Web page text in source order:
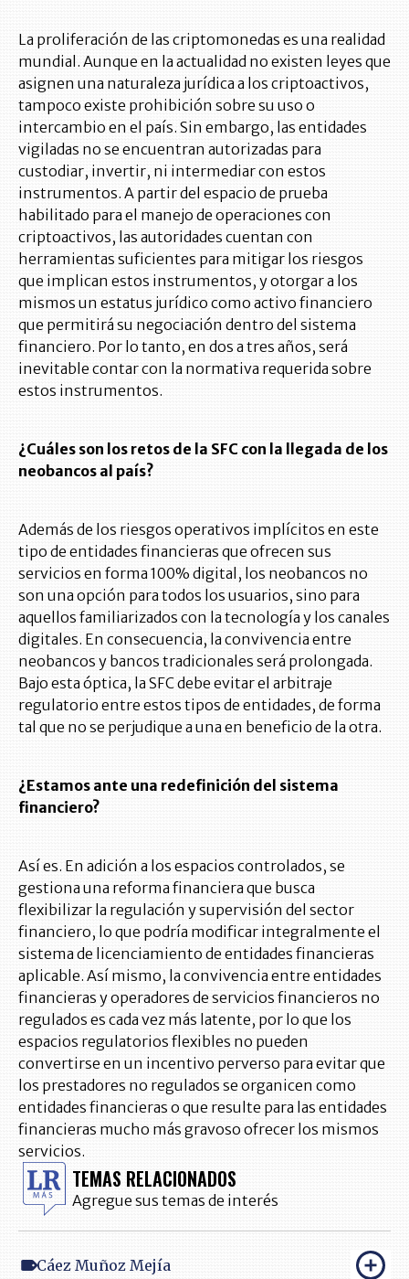
La proliferación de las criptomonedas es una realidad
mundial. Aunque en la actualidad no existen leyes que
asignen una naturaleza jurídica a los criptoactivos,
tampoco existe prohibición sobre su uso o
intercambio en el país. Sin embargo, las entidades
vigiladas no se encuentran autorizadas para
custodiar, invertir, ni intermediar con estos
instrumentos. A partir del espacio de prueba
habilitado para el manejo de operaciones con
criptoactivos, las autoridades cuentan con
herramientas suficientes para mitigar los riesgos
que implican estos instrumentos, y otorgar a los
mismos un estatus jurídico como activo financiero
que permitirá su negociación dentro del sistema
financiero. Por lo tanto, en dos a tres años, será
inevitable contar con la normativa requerida sobre
estos instrumentos.
¿Cuáles son los retos de la SFC con la llegada de los
neobancos al país?
Además de los riesgos operativos implícitos en este
tipo de entidades financieras que ofrecen sus
servicios en forma 100% digital, los neobancos no
son una opción para todos los usuarios, sino para
aquellos familiarizados con la tecnología y los canales
digitales. En consecuencia, la convivencia entre
neobancos y bancos tradicionales será prolongada.
Bajo esta óptica, la SFC debe evitar el arbitraje
regulatorio entre estos tipos de entidades, de forma
tal que no se perjudique a una en beneficio de la otra.
¿Estamos ante una redefinición del sistema
financiero?
Así es. En adición a los espacios controlados, se
gestiona una reforma financiera que busca
flexibilizar la regulación y supervisión del sector
financiero, lo que podría modificar integralmente el
sistema de licenciamiento de entidades financieras
aplicable. Así mismo, la convivencia entre entidades
financieras y operadores de servicios financieros no
regulados es cada vez más latente, por lo que los
espacios regulatorios flexibles no pueden
convertirse en un incentivo perverso para evitar que
los prestadores no regulados se organicen como
entidades financieras o que resulte para las entidades
financieras mucho más gravoso ofrecer los mismos
servicios.
TEMAS RELACIONADOS
Agregue sus temas de interés
Cáez Muñoz Mejía